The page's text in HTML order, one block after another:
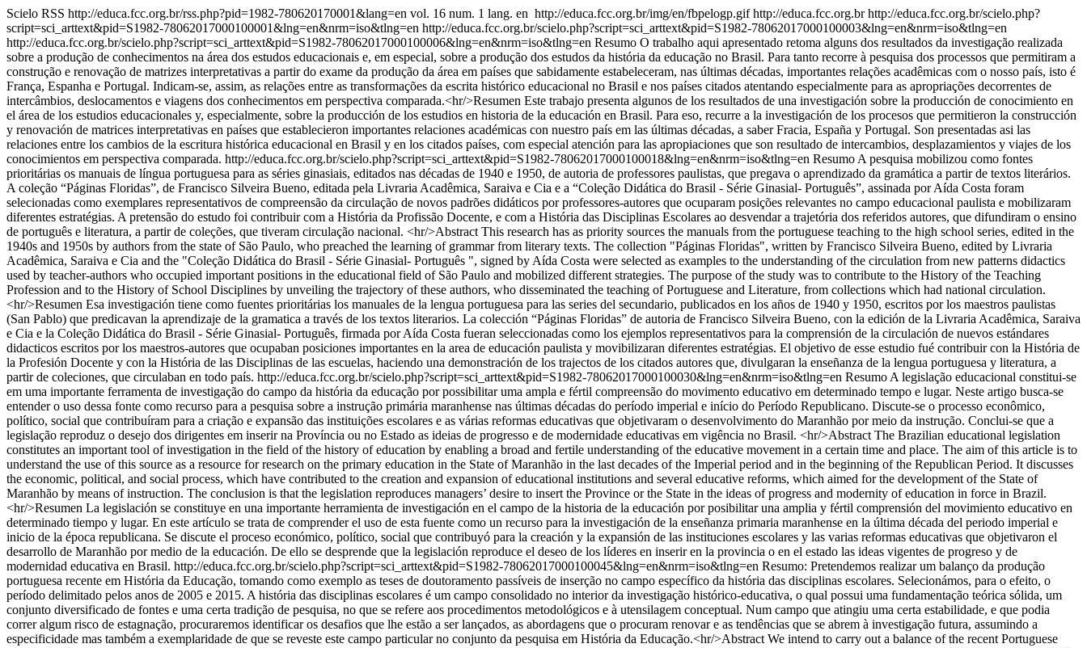
Scielo RSS http://educa.fcc.org.br/rss.php?pid=1982-780620170001&lang=en vol. 16 num. 1 lang. en http://educa.fcc.org.br/img/en/fbpelogp.gif http://educa.fcc.org.brhttp://educa.fcc.org.br/scielo.php?
script=sci_arttext&pid=S1982-78062017000100001&lng=en&nrm=iso&tlng=en http://educa.fcc.org.br/scielo.php?script=sci_arttext&pid=S1982-78062017000100003&lng=en&nrm=iso&tlng=en
http://educa.fcc.org.br/scielo.php?script=sci_arttext&pid=S1982-78062017000100006&lng=en&nrm=iso&tlng=en Resumo O trabalho aqui apresentado retoma alguns dos resultados da investigação realizada
sobre a produção de conhecimentos na área dos estudos educacionais e, em especial, sobre a produção dos estudos da história da educação no Brasil. Para tanto recorre à pesquisa dos processos que permitiram a
construção e renovação de matrizes interpretativas a partir do exame da produção da área em países que sabidamente estabeleceram, nas últimas décadas, importantes relações acadêmicas com o nosso país, isto é
França, Espanha e Portugal. Indicam-se, assim, as relações entre as transformações da escrita histórico educacional no Brasil e nos países citados atentando especialmente para as apropriações decorrentes de
intercâmbios, deslocamentos e viagens dos conhecimentos em perspectiva comparada.<hr/>Resumen Este trabajo presenta algunos de los resultados de una investigación sobre la producción de conocimiento en
el área de los estudios educacionales y, especialmente, sobre la producción de los estudios en historia de la educación en Brasil. Para eso, recurre a la investigación de los procesos que permitieron la construcción
y renovación de matrices interpretativas en países que establecieron importantes relaciones académicas con nuestro país em las últimas décadas, a saber Fracia, España y Portugal. Son presentadas asi las
relaciones entre los cambios de la escritura histórica educacional en Brasil y en los citados países, com especial atención para las apropiaciones que son resultado de intercambios, desplazamientos y viajes de los
conocimientos em perspectiva comparada. http://educa.fcc.org.br/scielo.php?script=sci_arttext&pid=S1982-78062017000100018&lng=en&nrm=iso&tlng=en Resumo A pesquisa mobilizou como fontes
prioritárias os manuais de língua portuguesa para as séries ginasiais, editados nas décadas de 1940 e 1950, de autoria de professores paulistas, que pregava o aprendizado da gramática a partir de textos literários.
A coleção “Páginas Floridas”, de Francisco Silveira Bueno, editada pela Livraria Acadêmica, Saraiva e Cia e a “Coleção Didática do Brasil - Série Ginasial- Português”, assinada por Aída Costa foram
selecionadas como exemplares representativos de compreensão da circulação de novos padrões didáticos por professores-autores que ocuparam posições relevantes no campo educacional paulista e mobilizaram
diferentes estratégias. A pretensão do estudo foi contribuir com a História da Profissão Docente, e com a História das Disciplinas Escolares ao desvendar a trajetória dos referidos autores, que difundiram o ensino
de português e literatura, a partir de coleções, que tiveram circulação nacional. <hr/>Abstract This research has as priority sources the manuals from the portuguese teaching to the high school series, edited in the
1940s and 1950s by authors from the state of São Paulo, who preached the learning of grammar from literary texts. The collection "Páginas Floridas", written by Francisco Silveira Bueno, edited by Livraria
Acadêmica, Saraiva e Cia and the "Coleção Didática do Brasil - Série Ginasial- Português ", signed by Aída Costa were selected as examples to the understanding of the circulation from new patterns didactics
used by teacher-authors who occupied important positions in the educational field of São Paulo and mobilized different strategies. The purpose of the study was to contribute to the History of the Teaching
Profession and to the History of School Disciplines by unveiling the trajectory of these authors, who disseminated the teaching of Portuguese and Literature, from collections which had national circulation.
<hr/>Resumen Esa investigación tiene como fuentes prioritárias los manuales de la lengua portuguesa para las series del secundario, publicados en los años de 1940 y 1950, escritos por los maestros paulistas
(San Pablo) que predicavan la aprendizaje de la gramatica a través de los textos literarios. La colección “Páginas Floridas” de autoria de Francisco Silveira Bueno, con la edición de la Livraria Acadêmica, Saraiva
e Cia e la Coleção Didática do Brasil - Série Ginasial- Português, firmada por Aída Costa fueran seleccionadas como los ejemplos representativos para la comprensión de la circulación de nuevos estándares
didacticos escritos por los maestros-autores que ocupaban posiciones importantes en la area de educación paulista y movibilizaran diferentes estratégias. El objetivo de esse estudio fué contribuir con la História de
la Profesión Docente y con la História de las Disciplinas de las escuelas, haciendo una demonstración de los trajectos de los citados autores que, divulgaran la enseñanza de la lengua portuguesa y literatura, a
partir de coleciones, que circulaban en todo país. http://educa.fcc.org.br/scielo.php?script=sci_arttext&pid=S1982-78062017000100030&lng=en&nrm=iso&tlng=en Resumo A legislação educacional constitui-se
em uma importante ferramenta de investigação do campo da história da educação por possibilitar uma ampla e fértil compreensão do movimento educativo em determinado tempo e lugar. Neste artigo busca-se
entender o uso dessa fonte como recurso para a pesquisa sobre a instrução primária maranhense nas últimas décadas do período imperial e início do Período Republicano. Discute-se o processo econômico,
político, social que contribuíram para a criação e expansão das instituições escolares e as várias reformas educativas que objetivaram o desenvolvimento do Maranhão por meio da instrução. Conclui-se que a
legislação reproduz o desejo dos dirigentes em inserir na Província ou no Estado as ideias de progresso e de modernidade educativas em vigência no Brasil. <hr/>Abstract The Brazilian educational legislation
constitutes an important tool of investigation in the field of the history of education by enabling a broad and fertile understanding of the educative movement in a certain time and place. The aim of this article is to
understand the use of this source as a resource for research on the primary education in the State of Maranhão in the last decades of the Imperial period and in the beginning of the Republican Period. It discusses
the economic, political, and social process, which have contributed to the creation and expansion of educational institutions and several educative reforms, which aimed for the development of the State of
Maranhão by means of instruction. The conclusion is that the legislation reproduces managers’ desire to insert the Province or the State in the ideas of progress and modernity of education in force in Brazil.
<hr/>Resumen La legislación se constituye en una importante herramienta de investigación en el campo de la historia de la educación por posibilitar una amplia y fértil comprensión del movimiento educativo en
determinado tiempo y lugar. En este artículo se trata de comprender el uso de esta fuente como un recurso para la investigación de la enseñanza primaria maranhense en la última década del periodo imperial e
inicio de la época republicana. Se discute el proceso económico, político, social que contribuyó para la creación y la expansión de las instituciones escolares y las varias reformas educativas que objetivaron el
desarrollo de Maranhão por medio de la educación. De ello se desprende que la legislación reproduce el deseo de los líderes en inserir en la provincia o en el estado las ideas vigentes de progreso y de
modernidad educativa en Brasil. http://educa.fcc.org.br/scielo.php?script=sci_arttext&pid=S1982-78062017000100045&lng=en&nrm=iso&tlng=en Resumo: Pretendemos realizar um balanço da produção
portuguesa recente em História da Educação, tomando como exemplo as teses de doutoramento passíveis de inserção no campo específico da história das disciplinas escolares. Selecionámos, para o efeito, o
período delimitado pelos anos de 2005 e 2015. A história das disciplinas escolares é um campo consolidado no interior da investigação histórico-educativa, o qual possui uma fundamentação teórica sólida, um
conjunto diversificado de fontes e uma certa tradição de pesquisa, no que se refere aos procedimentos metodológicos e à utensilagem conceptual. Num campo que atingiu uma certa estabilidade, e que podia
correr algum risco de estagnação, procuraremos identificar os desafios que lhe estão a ser lançados, as abordagens que o procuram renovar e as tendências que se abrem à investigação futura, assumindo a
especificidade mas também a exemplaridade de que se reveste este campo particular no conjunto da pesquisa em História da Educação.<hr/>Abstract We intend to carry out a balance of the recent Portuguese